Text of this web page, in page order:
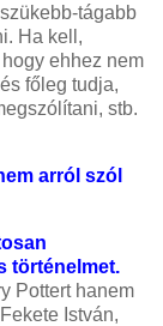
tágabb
Ha kell,
ehhez nem
főleg tudja,
stb.
arról szól
történelmet.
Pottert hanem
István,